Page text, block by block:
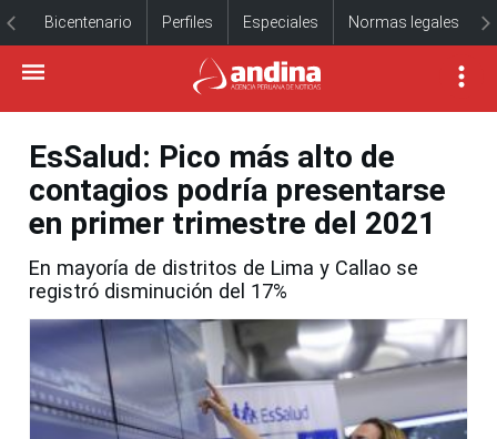
Bicentenario Perfiles Especiales Normas legales
EsSalud: Pico más alto de
contagios podría presentarse
en primer trimestre del 2021
En mayoría de distritos de Lima y Callao se
registró disminución del 17%